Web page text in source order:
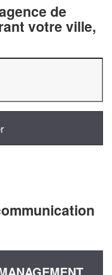
de
votre ville,